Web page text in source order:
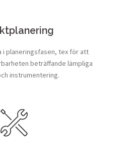
i planeringsfasen, tex för att
beträffande lämpliga
instrumentering.